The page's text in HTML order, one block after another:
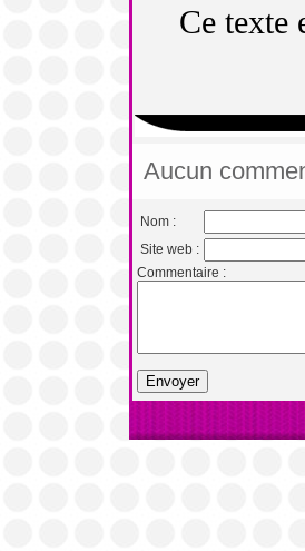
Ce texte
Aucun
Nom :
Site web :
Commentaire :